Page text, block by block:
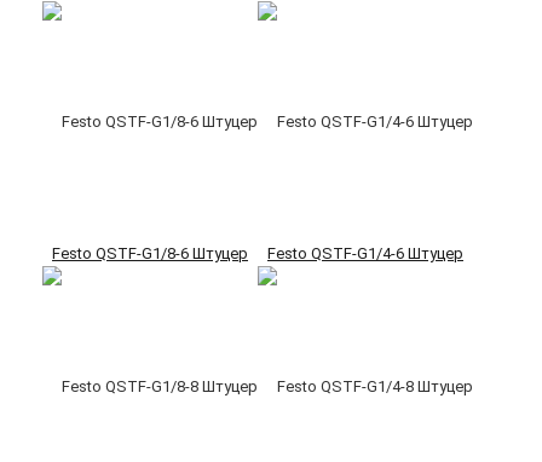
Festo QSTF-G1/8-6 Штуцер Festo QSTF-G1/4-6 Штуцер